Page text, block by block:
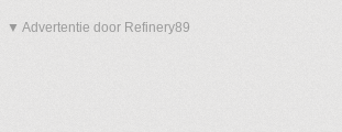
▼ Advertentie door Refinery89